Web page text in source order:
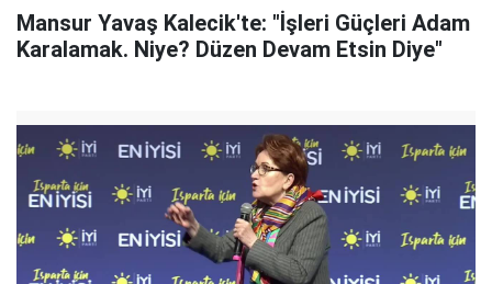
Mansur Yavaş Kalecik'te: "İşleri Güçleri Adam
Karalamak. Niye? Düzen Devam Etsin Diye"